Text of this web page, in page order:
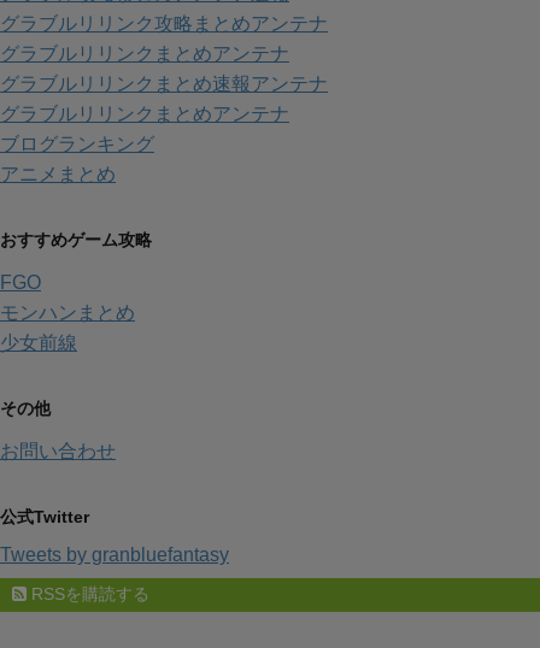
グラブルリリンク攻略まとめアンテナ
グラブルリリンクまとめアンテナ
グラブルリリンクまとめ速報アンテナ
グラブルリリンクまとめアンテナ
ブログランキング
アニメまとめ
おすすめゲーム攻略
FGO
モンハンまとめ
少女前線
その他
お問い合わせ
公式Twitter
Tweets by granbluefantasy
RSSを購読する